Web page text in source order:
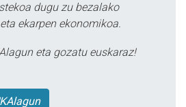
dugu zu bezalako
ekarpen ekonomikoa.
eta gozatu euskaraz!